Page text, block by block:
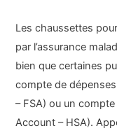
Les chaussettes
par l’assurance
bien que certaines
compte de
– FSA) ou un
Account – HSA).